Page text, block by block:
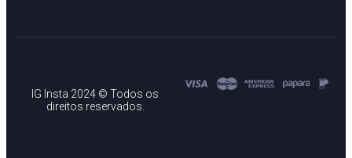
IG Insta 2024 © Todos os
direitos reservados.